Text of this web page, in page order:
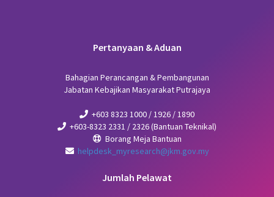
Pertanyaan & Aduan
Bahagian Perancangan & Pembangunan
Jabatan Kebajikan Masyarakat Putrajaya
+603 8323 1000 / 1926 / 1890
+603-8323 2331 / 2326 (Bantuan Teknikal)
Borang Meja Bantuan
helpdesk_myresearch@jkm.gov.my
Jumlah Pelawat